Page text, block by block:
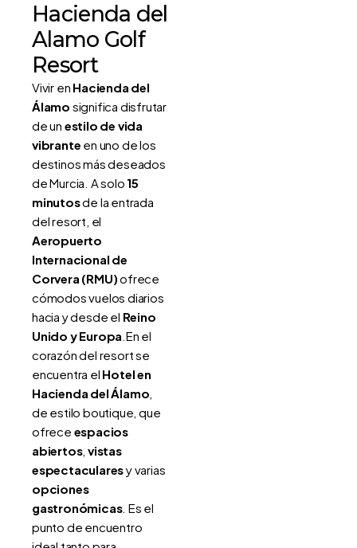
Hacienda del
Alamo Golf
Resort
Vivir en Hacienda del
Álamo significa disfrutar
de un estilo de vida
vibrante en uno de los
destinos más deseados
de Murcia. A solo 15
minutosde la entrada
del resort, el
Aeropuerto
Internacional de
Corvera (RMU)ofrece
cómodos vuelos diarios
hacia y desde el Reino
Unido y Europa.En el
corazón del resort se
encuentra el Hotel en
Hacienda del Álamo,
de estilo boutique, que
ofrece espacios
abiertos,vistas
espectacularesy varias
opciones
gastronómicas. Es el
punto de encuentro